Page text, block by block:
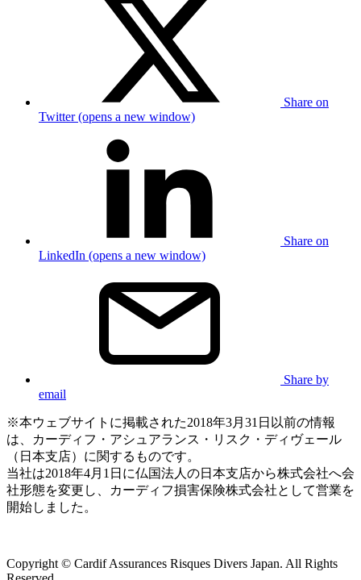
Share on
Twitter (opens a new window)
Share on
LinkedIn (opens a new window)
Share by
email
※本ウェブサイトに掲載された2018年3月31日以前の情報
は、カーディフ・アシュアランス・リスク・ディヴェール
（日本支店）に関するものです。
当社は2018年4月1日に仏国法人の日本支店から株式会社へ会
社形態を変更し、カーディフ損害保険株式会社として営業を
開始しました。
Copyright © Cardif Assurances Risques Divers Japan. All Rights